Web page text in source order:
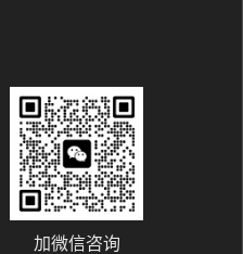
加微信咨询